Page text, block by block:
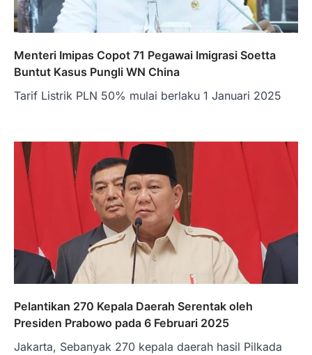
Menteri Imipas Copot 71 Pegawai Imigrasi Soetta
Buntut Kasus Pungli WN China
Tarif Listrik PLN 50% mulai berlaku 1 Januari 2025
Pelantikan 270 Kepala Daerah Serentak oleh
Presiden Prabowo pada 6 Februari 2025
Jakarta, Sebanyak 270 kepala daerah hasil Pilkada